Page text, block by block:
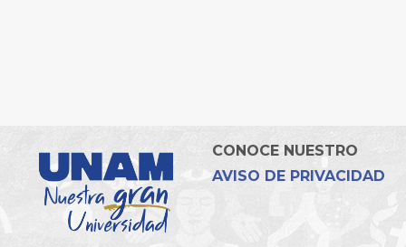
CONOCE NUESTRO
AVISO DE PRIVACIDAD